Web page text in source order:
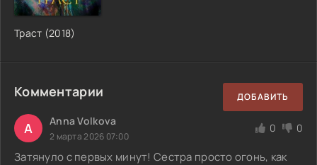
Траст (2018)
Комментарии ДОБАВИТЬ
A Anna Volkova
2 марта 2026 07:00
0 0
Затянуло с первых минут! Сестра просто огонь, как